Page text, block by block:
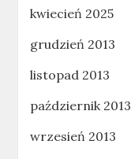
kwiecień 2025
grudzień 2013
listopad 2013
październik 2013
wrzesień 2013